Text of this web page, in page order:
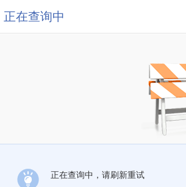
正在查询中
正在查询中，请刷新重试